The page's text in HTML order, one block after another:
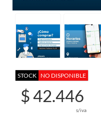
STOCK NO DISPONIBLE
$ 42.446
s/iva